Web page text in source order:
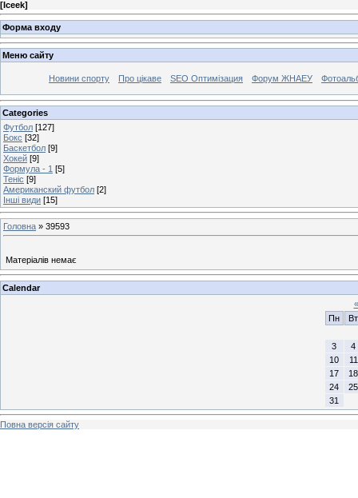
[Iceek]
Форма входу
Меню сайту
Новини спорту Про цікаве SEO Оптимізация Форум ЖНАЕУ
Categories
Футбол [127]
Бокс [32]
Баскетбол [9]
Хокей [9]
Формула - 1 [5]
Теніс [9]
Американский футбол [2]
Інші види [15]
Головна » 39593
Матеріалів немає
Calendar
«
Пн
Вт
3
4
10
11
17
18
24
25
31
Повна версія сайту